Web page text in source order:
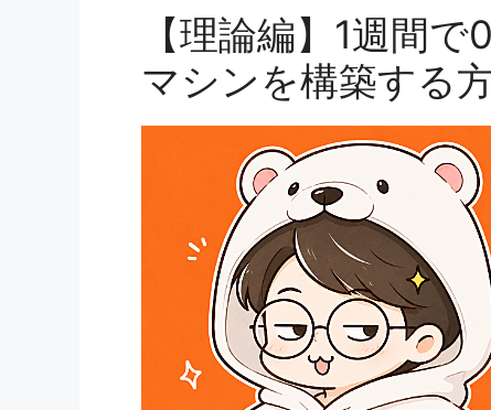
【理論編】1週間
マシンを構築する